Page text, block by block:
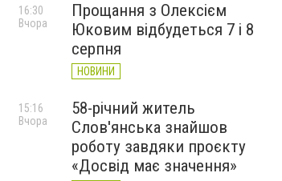
Прощання з Олексієм
Юковим відбудеться 7 і 8
серпня
НОВИНИ
16:30
Вчора
58-річний житель
Слов'янська знайшов
роботу завдяки проєкту
«Досвід має значення»
15:16
Вчора